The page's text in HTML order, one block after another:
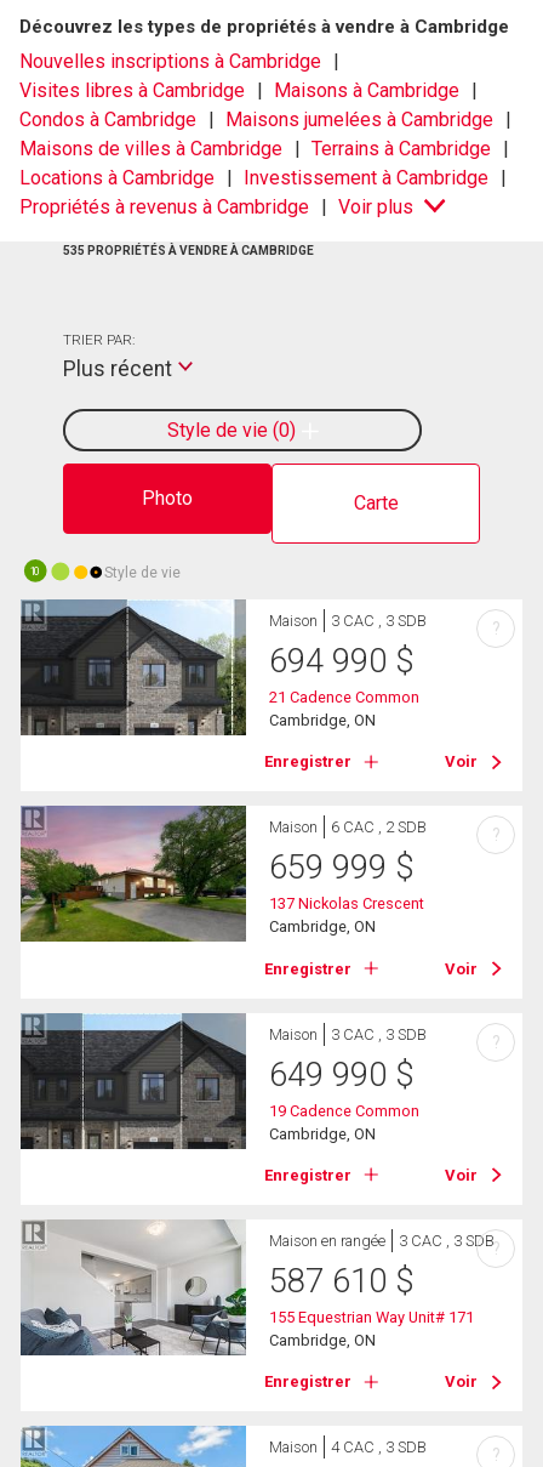
Découvrez les types de propriétés à vendre à Cambridge
Nouvelles inscriptions à Cambridge
Visites libres à Cambridge
Maisons à Cambridge
Condos à Cambridge
Maisons jumelées à Cambridge
Maisons de villes à Cambridge
Terrains à Cambridge
Locations à Cambridge
Investissement à Cambridge
Propriétés à revenus à Cambridge
Voir plus
535 PROPRIÉTÉS À VENDRE À CAMBRIDGE
Photo Carte
Style de vie 0
TRIER PAR:
Plus récent
10 Style de vie
Maison 3 CAC , 3 SDB
694 990 $
21 Cadence Common
Cambridge, ON
Enregistrer Voir
?
Maison 6 CAC , 2 SDB
659 999 $
137 Nickolas Crescent
Cambridge, ON
Enregistrer Voir
?
Maison 3 CAC , 3 SDB
649 990 $
19 Cadence Common
Cambridge, ON
Enregistrer Voir
?
Maison en rangée 3 CAC , 3 SDB
587 610 $
155 Equestrian Way Unit# 171
Cambridge, ON
Enregistrer Voir
?
Maison 4 CAC , 3 SDB ?